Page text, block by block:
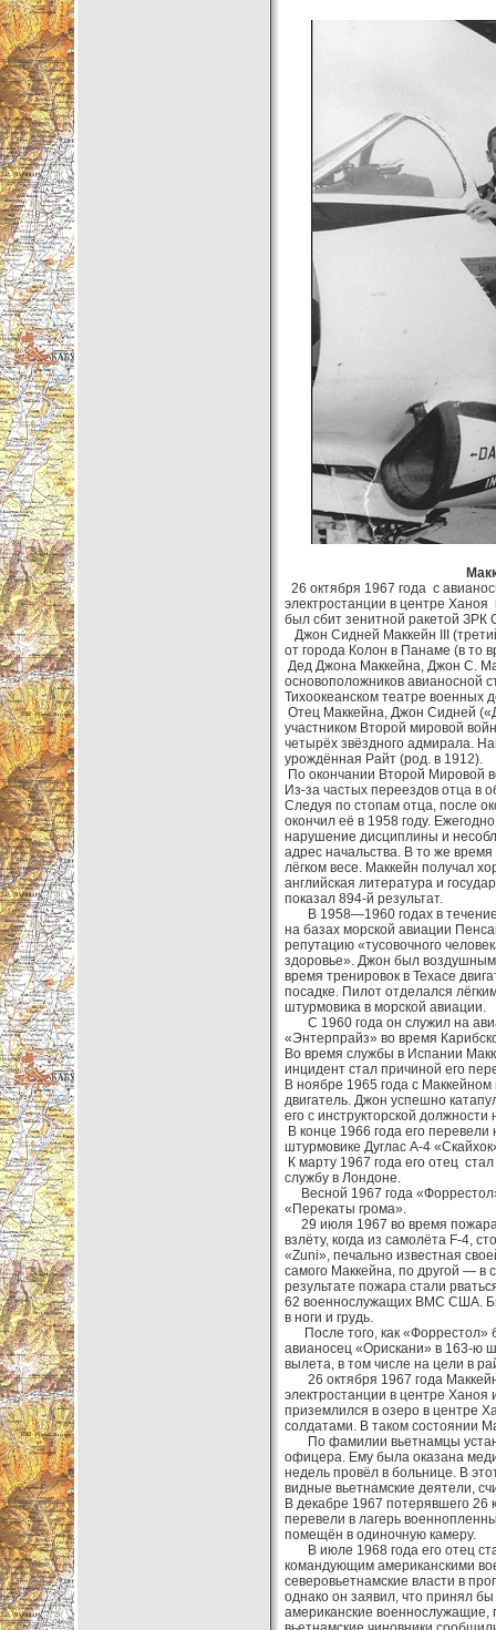
26 октября 1967 года с
электростанции в центре
был сбит зенитной ракетой ЗРК
Джон Сидней Маккейн III
от города Колон в Панаме (в то
Дед Джона Маккейна, Джон С.
основоположников авианосной
Тихоокеанском театре военных
Отец Маккейна, Джон Сидней
участником Второй мировой
четырёх звёздного адмирала.
урождённая Райт (род. в 1912).
По окончании Второй Мировой
Из-за частых переездов отца в
Следуя по стопам отца, после
окончил её в 1958 году.
нарушение дисциплины и
адрес начальства. В то же
лёгком весе. Маккейн получал
английская литература и
показал 894-й результат.
В 1958—1960 годах в течение
на базах морской авиации
репутацию «тусовочного
здоровье». Джон был воздушным
время тренировок в Техасе
посадке. Пилот отделался
штурмовика в морской авиации.
С 1960 года он служил на
«Энтерпрайз» во время
Во время службы в Испании
инцидент стал причиной его
В ноябре 1965 года с
двигатель. Джон успешно
его с инструкторской должности
В конце 1966 года его
штурмовике Дуглас A-4
К марту 1967 года его отец
службу в Лондоне.
Весной 1967 года
«Перекаты грома».
29 июля 1967 во время пожара
взлёту, когда из самолёта F-4,
«Zuni», печально известная
самого Маккейна, по другой — в
результате пожара стали
62 военнослужащих ВМС США.
в ноги и грудь.
После того, как «Форрестол»
авианосец «Орискани» в 163-ю
вылета, в том числе на цели в
26 октября 1967 года
электростанции в центре Ханоя
приземлился в озеро в центре
солдатами. В таком состоянии
По фамилии вьетнамцы
офицера. Ему была оказана
недель провёл в больнице. В
видные вьетнамские деятели,
В декабре 1967 потерявшего
перевели в лагерь
помещён в одиночную камеру.
В июле 1968 года его отец
командующим американскими
северовьетнамские власти в
однако он заявил, что принял
американские военнослужащие,